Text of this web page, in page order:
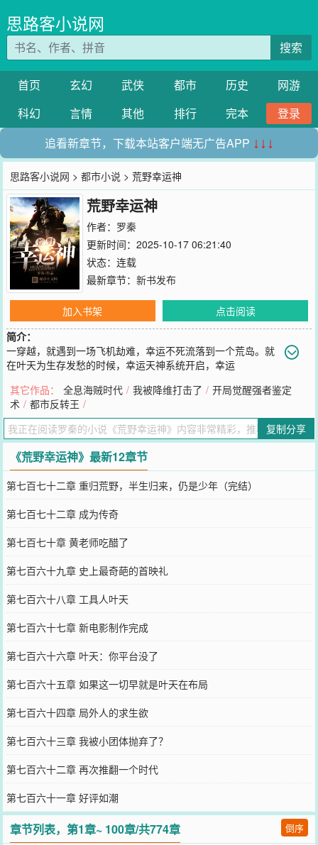
思路客小说网
搜索
首页 玄幻 武侠 都市 历史
网游
科幻
言情 其他 排行 完本
登录
追看新章节，下载本站客户端无广告APP ↓↓↓
思路客小说网 >都市小说 > 荒野幸运神
荒野幸运神
作者： 罗秦
更新时间：2025-10-17 06:21:40
状态：连载
最新章节： 新书发布
加入书架
点击阅读
简介：
一穿越，就遇到一场飞机劫难，幸运不死流落到一个荒岛。就
在叶天为生存发愁的时候，幸运天神系统开启，幸运
野，叶天却是要风得风，要雨得雨。一个集才华、美貌、牛逼、装
逼、还有点污的主播进入了无数人的视野....走上了一条前所未有的直
播之神道路。
您要是觉得《荒野幸运神》还不错的话请不要忘记向您QQ群和微博微
信里的朋友推荐哦！
其它作品： 全息海贼时代 / 我被降维打击了 / 开局觉醒强者鉴定
术 / 都市反转王 /
复制分享
《荒野幸运神》最新12章节
第七百七十二章 重归荒野，半生归来，仍是少年（完结）
第七百七十二章 成为传奇
第七百七十章 黄老师吃醋了
第七百六十九章 史上最奇葩的首映礼
第七百六十八章 工具人叶天
第七百六十七章 新电影制作完成
第七百六十六章 叶天：你平台没了
第七百六十五章 如果这一切早就是叶天在布局
第七百六十四章 局外人的求生欲
第七百六十三章 我被小团体抛弃了？
第七百六十二章 再次推翻一个时代
第七百六十一章 好评如潮
章节列表，第1章~ 100章/共774章 倒序